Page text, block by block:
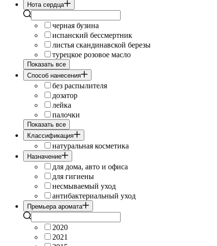
Нота сердца
черная бузина
испанский бессмертник
листья скандинавской березы
турецкое розовое масло
Показать все
Cпособ нанесения
без распылителя
дозатор
лейка
палочки
Показать все
Классификация
натуральная косметика
Назначение
для дома, авто и офиса
для гигиены
несмываемый уход
антибактериальный уход
Премьера аромата
2020
2021